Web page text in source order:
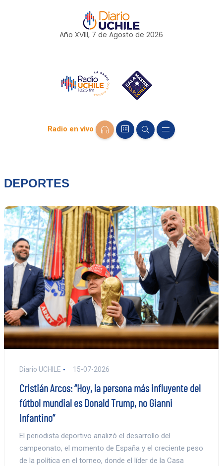
Año XVIII, 7 de Agosto de 2026
Radio en vivo
DEPORTES
Diario UCHILE 15-07-2026
Cristián Arcos: “Hoy, la persona más influyente del
fútbol mundial es Donald Trump, no Gianni
Infantino”
El periodista deportivo analizó el desarrollo del
campeonato, el momento de España y el creciente peso
de la política en el torneo, donde el líder de la Casa